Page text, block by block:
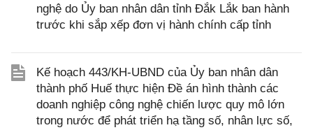
nghệ do Ủy ban nhân dân tỉnh Đắk Lắk ban hành
trước khi sắp xếp đơn vị hành chính cấp tỉnh
Kế hoạch 443/KH-UBND của Ủy ban nhân dân
thành phố Huế thực hiện Đề án hình thành các
doanh nghiệp công nghệ chiến lược quy mô lớn
trong nước để phát triển hạ tầng số, nhân lực số,